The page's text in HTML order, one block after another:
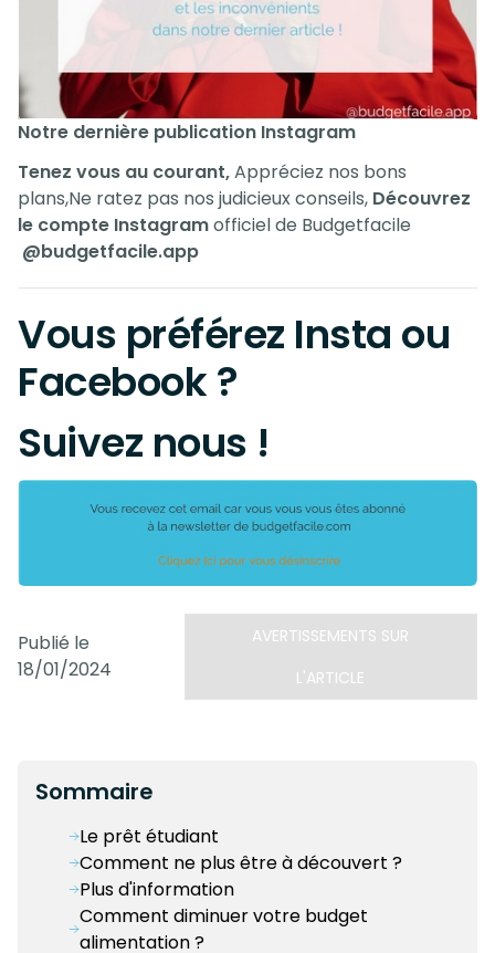
Notre dernière publication Instagram
Tenez vous au courant,Appréciez nos bons
plans,Ne ratez pas nos judicieux conseils, Découvrez
le compte Instagramofficiel de Budgetfacile
@budgetfacile.app
Vous préférez Insta ou
Facebook ?
Suivez nous !
Publié le
18/01/2024
AVERTISSEMENTS SUR
L'ARTICLE
Sommaire
Le prêt étudiant
Comment ne plus être à découvert ?
Plus d'information
Comment diminuer votre budget
alimentation ?